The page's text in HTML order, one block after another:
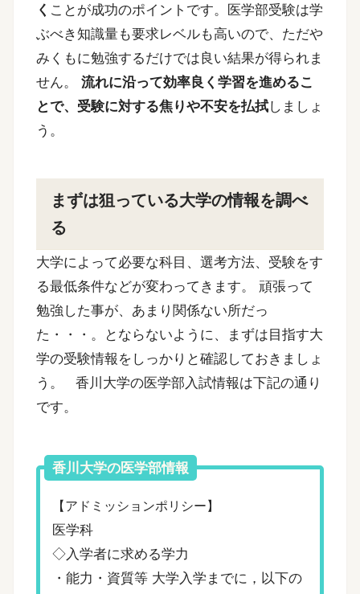
く ことが成功のポイントです。医学部受験は学
ぶべき知識量も要求レベルも高いので、ただや
みくもに勉強するだけでは良い結果が得られま
せん。
流れに沿って効率良く学習を進めるこ
とで、受験に対する焦りや不安を払拭しましょ
う。
まずは狙っている大学の情報を調べ
る
大学によって必要な科目、選考方法、受験をす
る最低条件などが変わってきます。
頑張って
勉強した事が、あまり関係ない所だっ
た・・・。とならないように、まずは目指す大
学の受験情報をしっかりと確認しておきましょ
う。
香川大学の医学部入試情報は下記の通り
です。
香川大学の医学部情報
【アドミッションポリシー】
医学科
◇入学者に求める学力
・能力・資質等 大学入学までに，以下の